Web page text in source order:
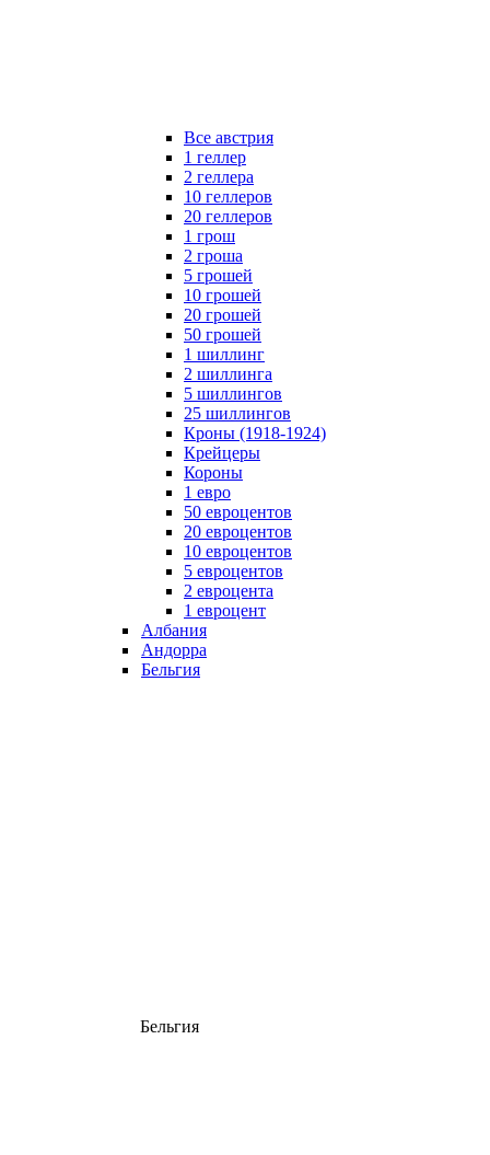
Все австрия
1 геллер
2 геллера
10 геллеров
20 геллеров
1 грош
2 гроша
5 грошей
10 грошей
20 грошей
50 грошей
1 шиллинг
2 шиллинга
5 шиллингов
25 шиллингов
Кроны (1918-1924)
Крейцеры
Короны
1 евро
50 евроцентов
20 евроцентов
10 евроцентов
5 евроцентов
2 евроцента
1 евроцент
Албания
Андорра
Бельгия
Бельгия